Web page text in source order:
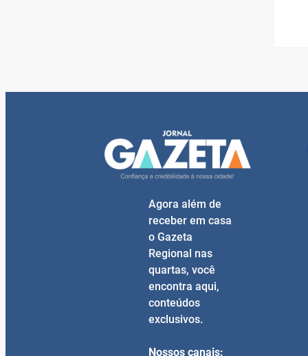
Agora além de
receber em casa
o Gazeta
Regional nas
quartas, você
encontra aqui,
conteúdos
exclusivos.
Nossos canais: